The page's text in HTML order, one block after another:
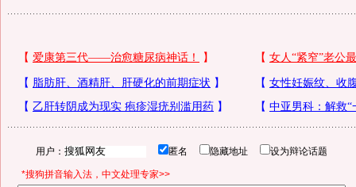
用户： 匿名 隐藏地址 设为辩论话题
*搜狗拼音输入法，中文处理专家>>